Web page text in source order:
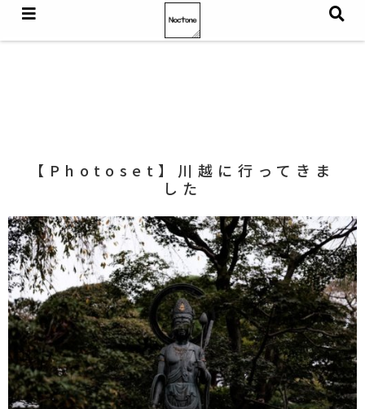
【Photoset】川越に行ってきま
した